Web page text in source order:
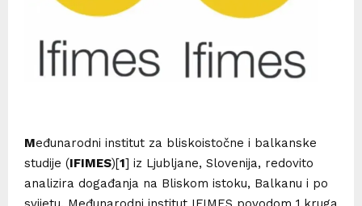
Međunarodni institut za bliskoistočne i balkanske
studije (IFIMES)[1] iz Ljubljane, Slovenija, redovito
analizira događanja na Bliskom istoku, Balkanu i po